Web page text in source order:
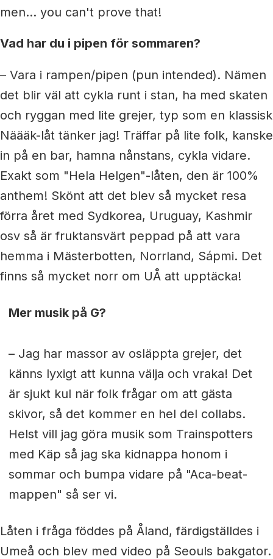
men... you can't prove that!
Vad har du i pipen för sommaren?
– Vara i rampen/pipen (pun intended). Nämen
det blir väl att cykla runt i stan, ha med skaten
och ryggan med lite grejer, typ som en klassisk
Näääk-låt tänker jag! Träffar på lite folk, kanske
in på en bar, hamna nånstans, cykla vidare.
Exakt som "Hela Helgen"-låten, den är 100%
anthem! Skönt att det blev så mycket resa
förra året med Sydkorea, Uruguay, Kashmir
osv så är fruktansvärt peppad på att vara
hemma i Mästerbotten, Norrland, Sápmi. Det
finns så mycket norr om UÅ att upptäcka!
Mer musik på G?
– Jag har massor av osläppta grejer, det
känns lyxigt att kunna välja och vraka! Det
är sjukt kul när folk frågar om att gästa
skivor, så det kommer en hel del collabs.
Helst vill jag göra musik som Trainspotters
med Käp så jag ska kidnappa honom i
sommar och bumpa vidare på "Aca-beat-
mappen" så ser vi.
Låten i fråga föddes på Åland, färdigställdes i
Umeå och blev med video på Seouls bakgator.